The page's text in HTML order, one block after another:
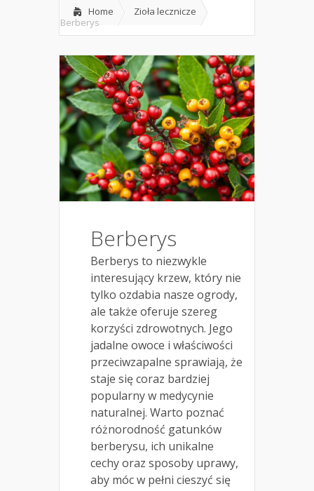
Home
Zioła lecznicze
Berberys
Berberys
Berberys to niezwykle
interesujący krzew, który nie
tylko ozdabia nasze ogrody,
ale także oferuje szereg
korzyści zdrowotnych. Jego
jadalne owoce i właściwości
przeciwzapalne sprawiają, że
staje się coraz bardziej
popularny w medycynie
naturalnej. Warto poznać
różnorodność gatunków
berberysu, ich unikalne
cechy oraz sposoby uprawy,
aby móc w pełni cieszyć się